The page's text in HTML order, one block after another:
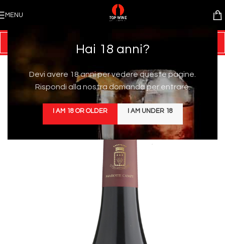
Hai 18 anni?
Devi avere 18 anni per vedere queste pagine.
Rispondi alla nostra domanda per entrare.
I AM 18 OR OLDER I AM UNDER 18
MENU